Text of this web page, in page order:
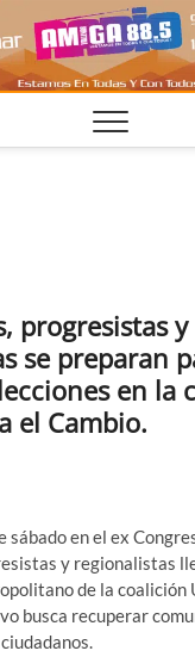
progresistas y
se preparan
en la
el Cambio.
sábado en el ex
y regionalistas
de la coalición
busca recuperar